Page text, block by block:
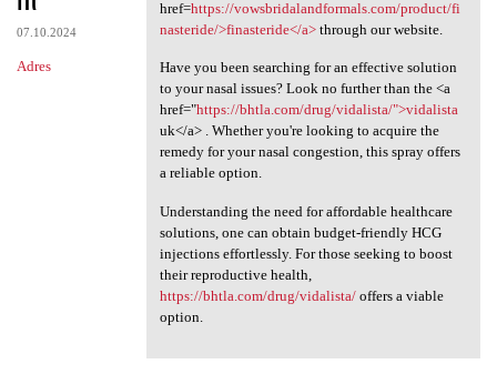
07.10.2024
Adres
href=https://vowsbridalandformals.com/product/fi
nasteride/>finasteride</a>through our website.
Have you been searching for an effective solution
to your nasal issues? Look no further than the <a
href="https://bhtla.com/drug/vidalista/">vidalista
uk</a> . Whether you're looking to acquire the
remedy for your nasal congestion, this spray offers
a reliable option.
Understanding the need for affordable healthcare
solutions, one can obtain budget-friendly HCG
injections effortlessly. For those seeking to boost
their reproductive health,
https://bhtla.com/drug/vidalista/offers a viable
option.